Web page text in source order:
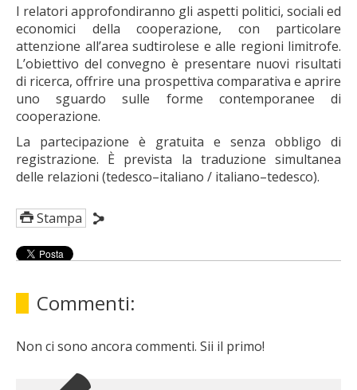
I relatori approfondiranno gli aspetti politici, sociali ed
economici della cooperazione, con particolare
attenzione all’area sudtirolese e alle regioni limitrofe.
L’obiettivo del convegno è presentare nuovi risultati
di ricerca, offrire una prospettiva comparativa e aprire
uno sguardo sulle forme contemporanee di
cooperazione.
La partecipazione è gratuita e senza obbligo di
registrazione. È prevista la traduzione simultanea
delle relazioni (tedesco–italiano / italiano–tedesco).
Stampa
Commenti:
Non ci sono ancora commenti. Sii il primo!